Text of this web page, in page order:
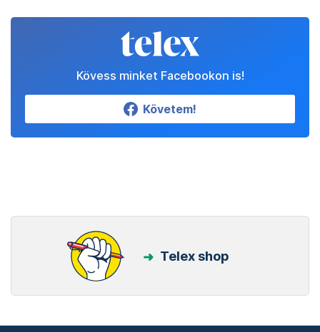
Kövess minket Facebookon is!
Követem!
Telex shop